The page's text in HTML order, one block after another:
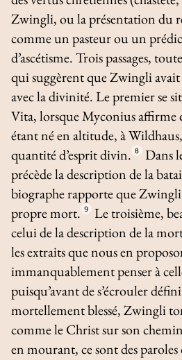
Zwingli, ou la présentation du
comme un pasteur ou un
d’ascétisme. Trois passages,
qui suggèrent que Zwingli
avec la divinité. Le premier se
Vita, lorsque Myconius affirme
étant né en altitude, à
quantité d’esprit divin. 8
Dans
précède la description de la
biographe rapporte que Zwingli
propre mort. 9
Le troisième,
celui de la description de la
les extraits que nous en
immanquablement penser à
puisqu’avant de s’écrouler
mortellement blessé, Zwingli
comme le Christ sur son
en mourant, ce sont des